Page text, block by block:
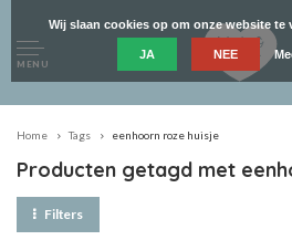
MENU
Home Tags eenhoorn roze huisje
Producten getagd met
Filters
Wij slaan cookies op om onze website te
JA NEE